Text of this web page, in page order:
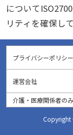
について
リティを確保し
プライバシーポリシー
運営会社
介護・医療関係者の
Copyright